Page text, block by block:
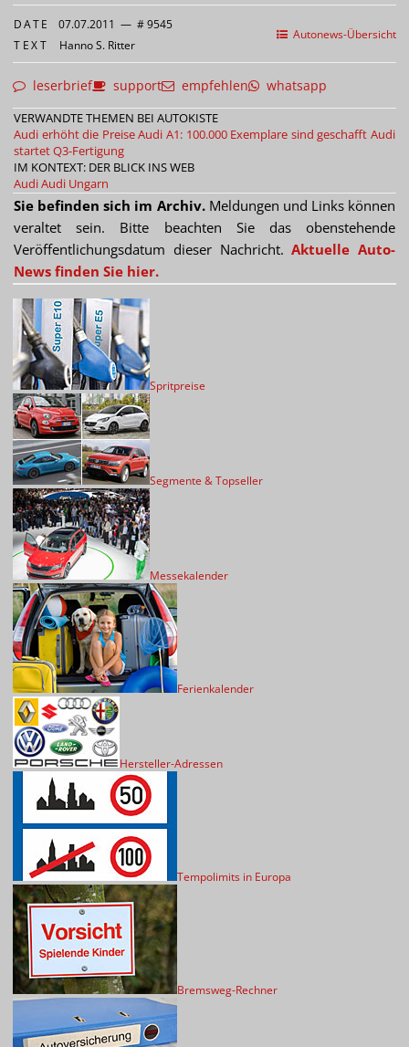
Autonews-Übersicht
DATE 07.07.2011 — # 9545
TEXT Hanno S. Ritter
leserbrief support empfehlen whatsapp
VERWANDTE THEMEN BEI AUTOKISTE
Audi erhöht die Preise Audi A1: 100.000 Exemplare sind geschafft Audi
startet Q3-Fertigung
IM KONTEXT: DER BLICK INS WEB
AudiAudi Ungarn
Sie befinden sich im Archiv.Meldungen und Links können
veraltet sein. Bitte beachten Sie das obenstehende
Veröffentlichungsdatum dieser Nachricht.Aktuelle Auto-
News finden Sie hier.
Spritpreise
Segmente & Topseller
Messekalender
Ferienkalender
Hersteller-Adressen
Tempolimits in Europa
Bremsweg-Rechner